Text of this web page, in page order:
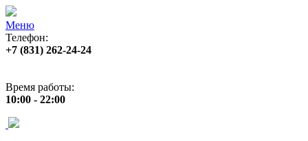
Меню
Телефон:
+7 (831) 262-24-24
Время работы:
10:00 - 22:00